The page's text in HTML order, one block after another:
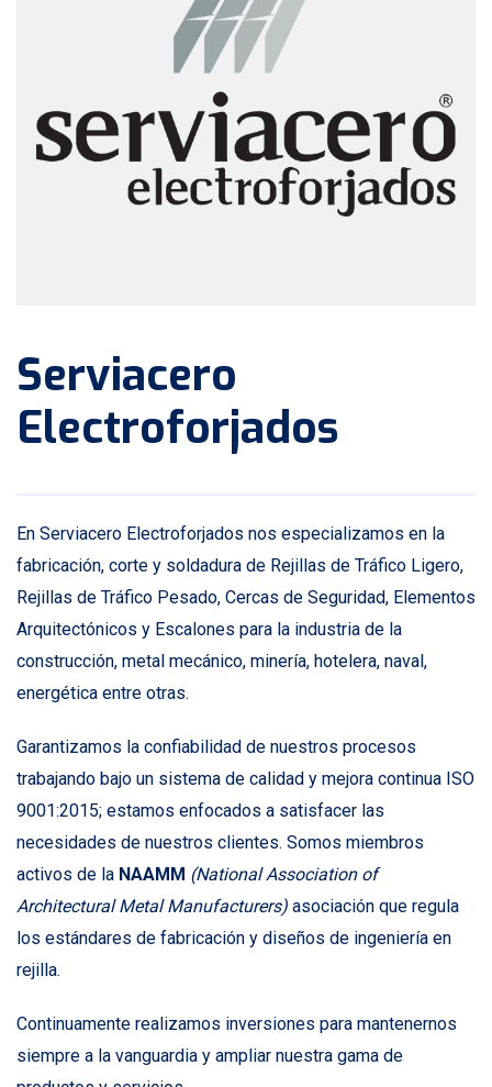
Serviacero
Electroforjados
En Serviacero Electroforjados nos especializamos en la
fabricación, corte y soldadura de Rejillas de Tráfico Ligero,
Rejillas de Tráfico Pesado, Cercas de Seguridad, Elementos
Arquitectónicos y Escalones para la industria de la
construcción, metal mecánico, minería, hotelera, naval,
energética entre otras.
Garantizamos la confiabilidad de nuestros procesos
trabajando bajo un sistema de calidad y mejora continua ISO
9001:2015; estamos enfocados a satisfacer las
necesidades de nuestros clientes. Somos miembros
activos de la NAAMM (National Association of
Architectural Metal Manufacturers) asociación que regula
los estándares de fabricación y diseños de ingeniería en
rejilla.
Continuamente realizamos inversiones para mantenernos
siempre a la vanguardia y ampliar nuestra gama de